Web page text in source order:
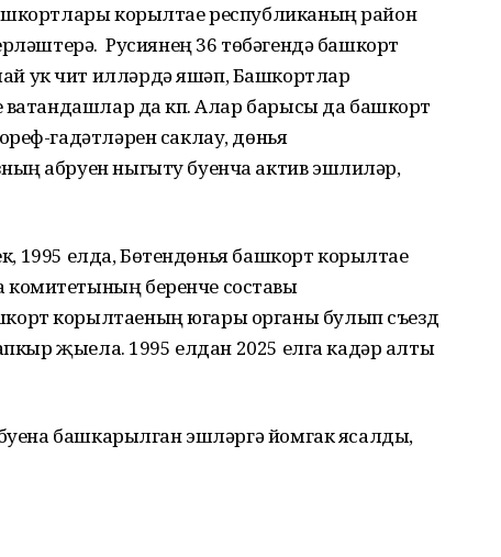
корылтае республиканың район
Русиянең 36 төбәгендә башкорт
ук чит илләрдә яшәп, Башкортлар
ватандашлар да күп. Алар барысы да башкорт
гадәтләрен саклау, дөнья
абруен ныгыту буенча актив эшлиләр,
1995 елда, Бөтендөнья башкорт корылтае
беренче составы
корылтаеның югары органы булып съезд
җыела. 1995 елдан 2025 елга кадәр алты
башкарылган эшләргә йомгак ясалды,